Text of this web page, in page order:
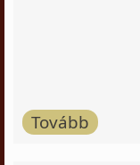
Tovább